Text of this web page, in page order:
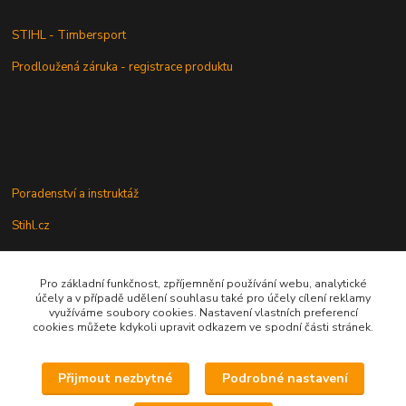
STIHL - Timbersport
Prodloužená záruka - registrace produktu
Poradenství a instruktáž
Stihl.cz
Údržba a servis
Rady a praktické informace
Pro základní funkčnost, zpříjemnění používání webu, analytické
účely a v případě udělení souhlasu také pro účely cílení reklamy
využíváme soubory cookies. Nastavení vlastních preferencí
cookies můžete kdykoli upravit odkazem ve spodní části stránek.
Přijmout nezbytné Podrobné nastavení